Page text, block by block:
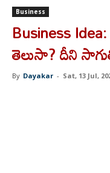
Business
Business
తెలుసా? దీని
By Dayakar - Sat, 13 Jul,